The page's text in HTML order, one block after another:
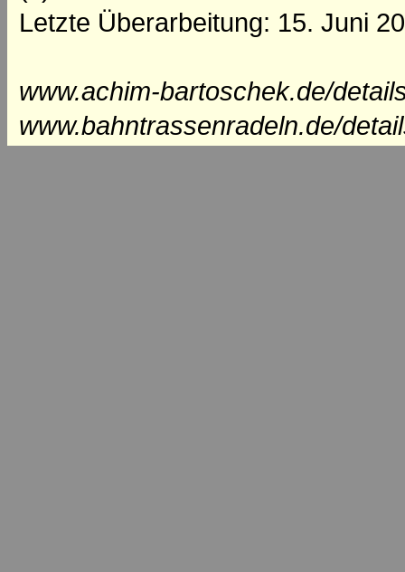
Letzte Überarbeitung: 15. Juni
www.achim-bartoschek.de/
www.bahntrassenradeln.de/